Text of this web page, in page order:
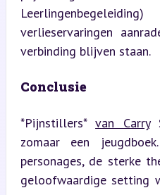
verlieservaringen
verbinding blijven staan.
Conclusie
*Pijnstillers* van Carry
zomaar een
personages, de sterke
geloofwaardige setting